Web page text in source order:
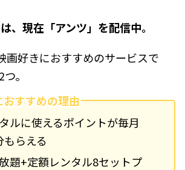
、現在「アンツ」を配信中。
画好きにおすすめのサービスで
。
すすめの理由
ルに使えるポイントが毎月
らえる
放題+定額レンタル8セットプ